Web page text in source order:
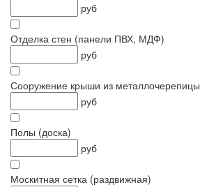
руб
Отделка стен (панели ПВХ, МДФ)
руб
Сооружение крыши из металлочерепицы
руб
Полы (доска)
руб
Москитная сетка (раздвижная)